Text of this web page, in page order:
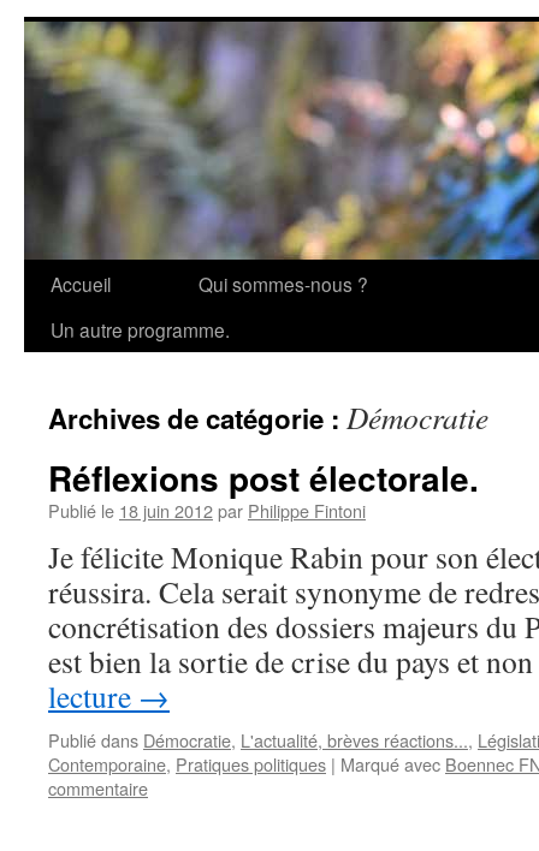
Aller
Accueil
Qui sommes-nous ?
Un autre programme.
Archives de catégorie : Démocratie
Réflexions post électorale.
Publié le 18 juin 2012par Philippe Fintoni
Je félicite Monique Rabin pour son
réussira. Cela serait synonyme de
concrétisation des dossiers majeurs du
est bien la sortie de crise du pays et
lecture →
Publié dans Démocratie, L'actualité, brèves réactions...,
Contemporaine, Pratiques politiques | Marqué avec Boennec
commentaire